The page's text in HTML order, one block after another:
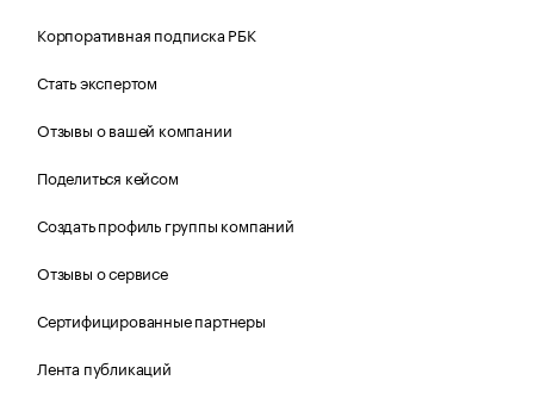
Корпоративная подписка РБК
Стать экспертом
Отзывы о вашей компании
Поделиться кейсом
Создать профиль группы компаний
Отзывы о сервисе
Сертифицированные партнеры
Лента публикаций